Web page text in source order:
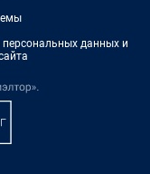
данных и